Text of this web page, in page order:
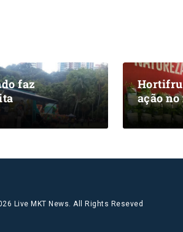
faz
ação
Live MKT News. All Rights Reseved